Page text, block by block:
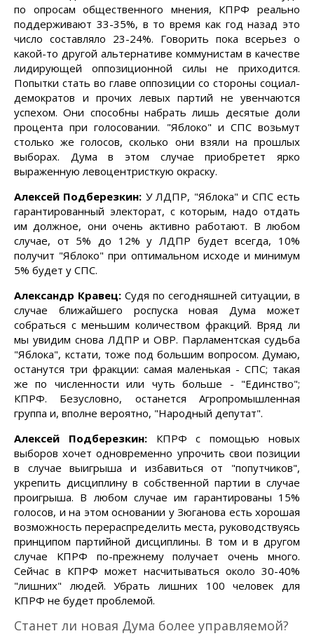
по опросам общественного мнения, КПРФ реально
поддерживают 33-35%, в то время как год назад это
число составляло 23-24%. Говорить пока всерьез о
какой-то другой альтернативе коммунистам в качестве
лидирующей оппозиционной силы не приходится.
Попытки стать во главе оппозиции со стороны социал-
демократов и прочих левых партий не увенчаются
успехом. Они способны набрать лишь десятые доли
процента при голосовании. "Яблоко" и СПС возьмут
столько же голосов, сколько они взяли на прошлых
выборах. Дума в этом случае приобретет ярко
выраженную левоцентристкую окраску.
Алексей Подберезкин: У ЛДПР, "Яблока" и СПС есть
гарантированный электорат, с которым, надо отдать
им должное, они очень активно работают. В любом
случае, от 5% до 12% у ЛДПР будет всегда, 10%
получит "Яблоко" при оптимальном исходе и минимум
5% будет у СПС.
Александр Кравец: Cудя по сегодняшней ситуации, в
случае ближайшего роспуска новая Дума может
собраться с меньшим количеством фракций. Вряд ли
мы увидим снова ЛДПР и ОВР. Парламентская судьба
"Яблока", кстати, тоже под большим вопросом. Думаю,
останутся три фракции: самая маленькая - СПС; такая
же по численности или чуть больше - "Единство";
КПРФ. Безусловно, останется Агропромышленная
группа и, вполне вероятно, "Народный депутат".
Алексей Подберезкин:КПРФ с помощью новых
выборов хочет одновременно упрочить свои позиции
в случае выигрыша и избавиться от "попутчиков",
укрепить дисциплину в собственной партии в случае
проигрыша. В любом случае им гарантированы 15%
голосов, и на этом основании у Зюганова есть хорошая
возможность перераспределить места, руководствуясь
принципом партийной дисциплины. В том и в другом
случае КПРФ по-прежнему получает очень много.
Сейчас в КПРФ может насчитываться около 30-40%
"лишних" людей. Убрать лишних 100 человек для
КПРФ не будет проблемой.
Станет ли новая Дума более управляемой?